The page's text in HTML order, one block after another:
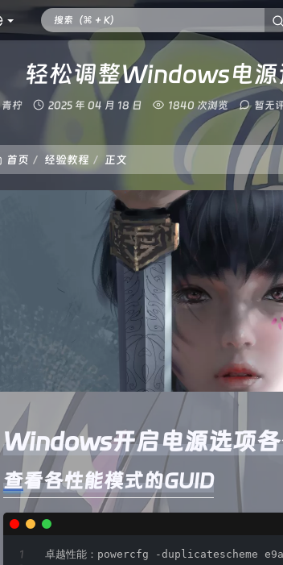
轻松调整Windows电源
博
青柠
发
间：
2025 年 04 月 18 日 1840 次浏览 暂无
首页 经验教程 正文
Windows开启电源选项
查看各性能模式的GUID
卓越性能：powercfg -duplicatescheme